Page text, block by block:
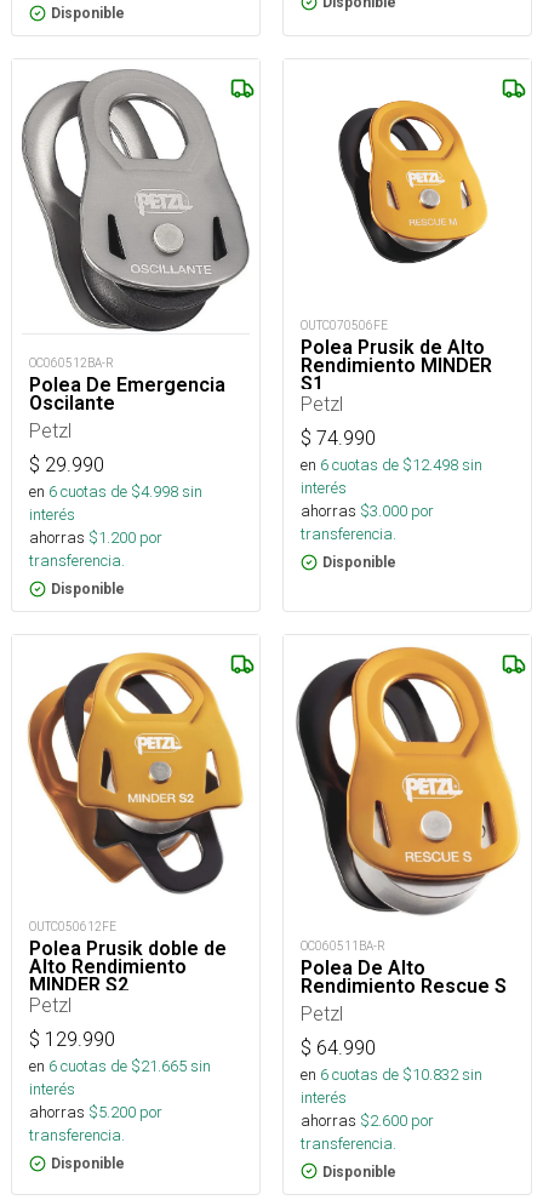
Disponible
OC060512BA-R
Polea De Emergencia
Oscilante
Petzl
$ 29.990
en 6cuotas de $4.998sin
interés
ahorras $1.200 por
transferencia.
Disponible
OUTC070506FE
Polea Prusik de Alto
Rendimiento MINDER
S1
Petzl
$ 74.990
en 6cuotas de $12.498sin
interés
ahorras $3.000 por
transferencia.
Disponible
OUTC050612FE
Polea Prusik doble de
Alto Rendimiento
MINDER S2
Petzl
$ 129.990
en 6cuotas de $21.665sin
interés
ahorras $5.200 por
transferencia.
Disponible
OC060511BA-R
Polea De Alto
Rendimiento Rescue S
Petzl
$ 64.990
en 6cuotas de $10.832sin
interés
ahorras $2.600 por
transferencia.
Disponible